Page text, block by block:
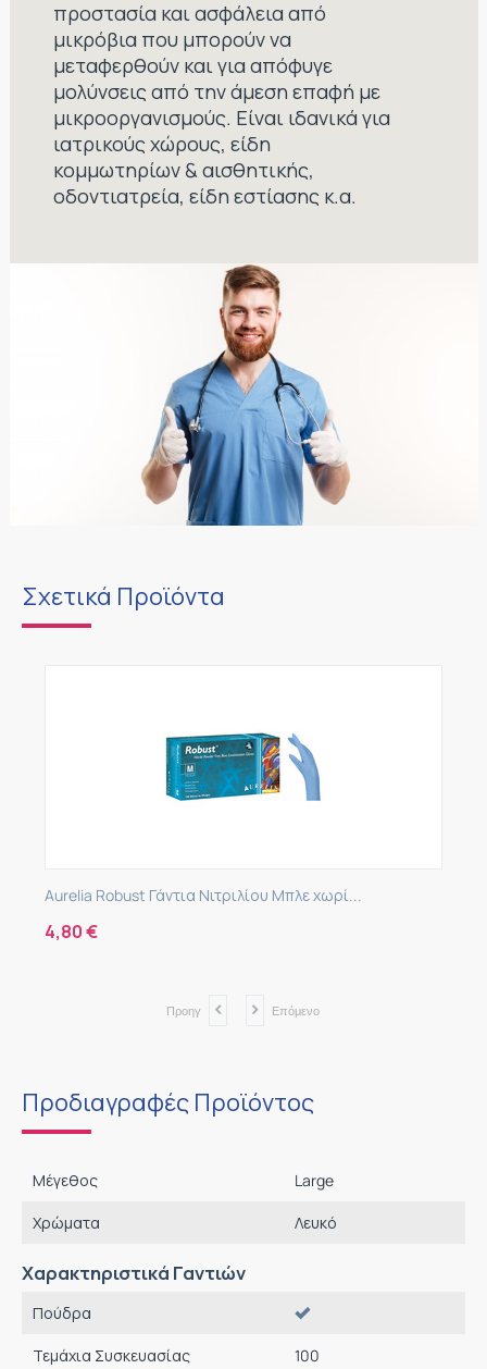
προστασία και ασφάλεια από
μικρόβια που μπορούν να
μεταφερθούν και για απόφυγε
μολύνσεις από την άμεση επαφή με
μικροοργανισμούς. Είναι ιδανικά για
ιατρικούς χώρους, είδη
κομμωτηρίων & αισθητικής,
οδοντιατρεία, είδη εστίασης κ.α.
Σχετικά Προϊόντα
Aurelia Robust Γάντια Νιτριλίου Μπλε χωρί...
4,80€
Προηγ Επόμενο
Προδιαγραφές Προϊόντος
Μέγεθος Large
Χρώματα Λευκό
Χαρακτηριστικά Γαντιών
Πούδρα
Τεμάχια Συσκευασίας 100